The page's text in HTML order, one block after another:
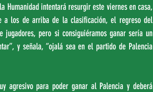
Humanidad intentará resurgir este viernes en casa,
a los de arriba de la clasificación, el regreso del
pero si consiguiéramos ganar sería un
y señala, “ojalá sea en el partido de Palencia
agresivo para poder ganar al Palencia y deberá